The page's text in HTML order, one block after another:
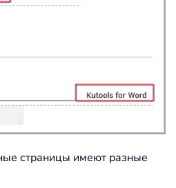
страницы имеют разные